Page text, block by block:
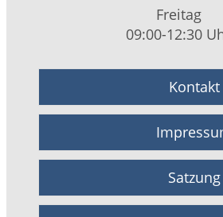
Freitag
09:00-12:30
Kontakt
Satzung